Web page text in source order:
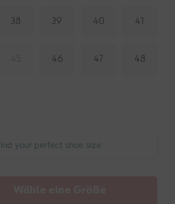
38 39 40 41
46 47 48
your perfect shoe size